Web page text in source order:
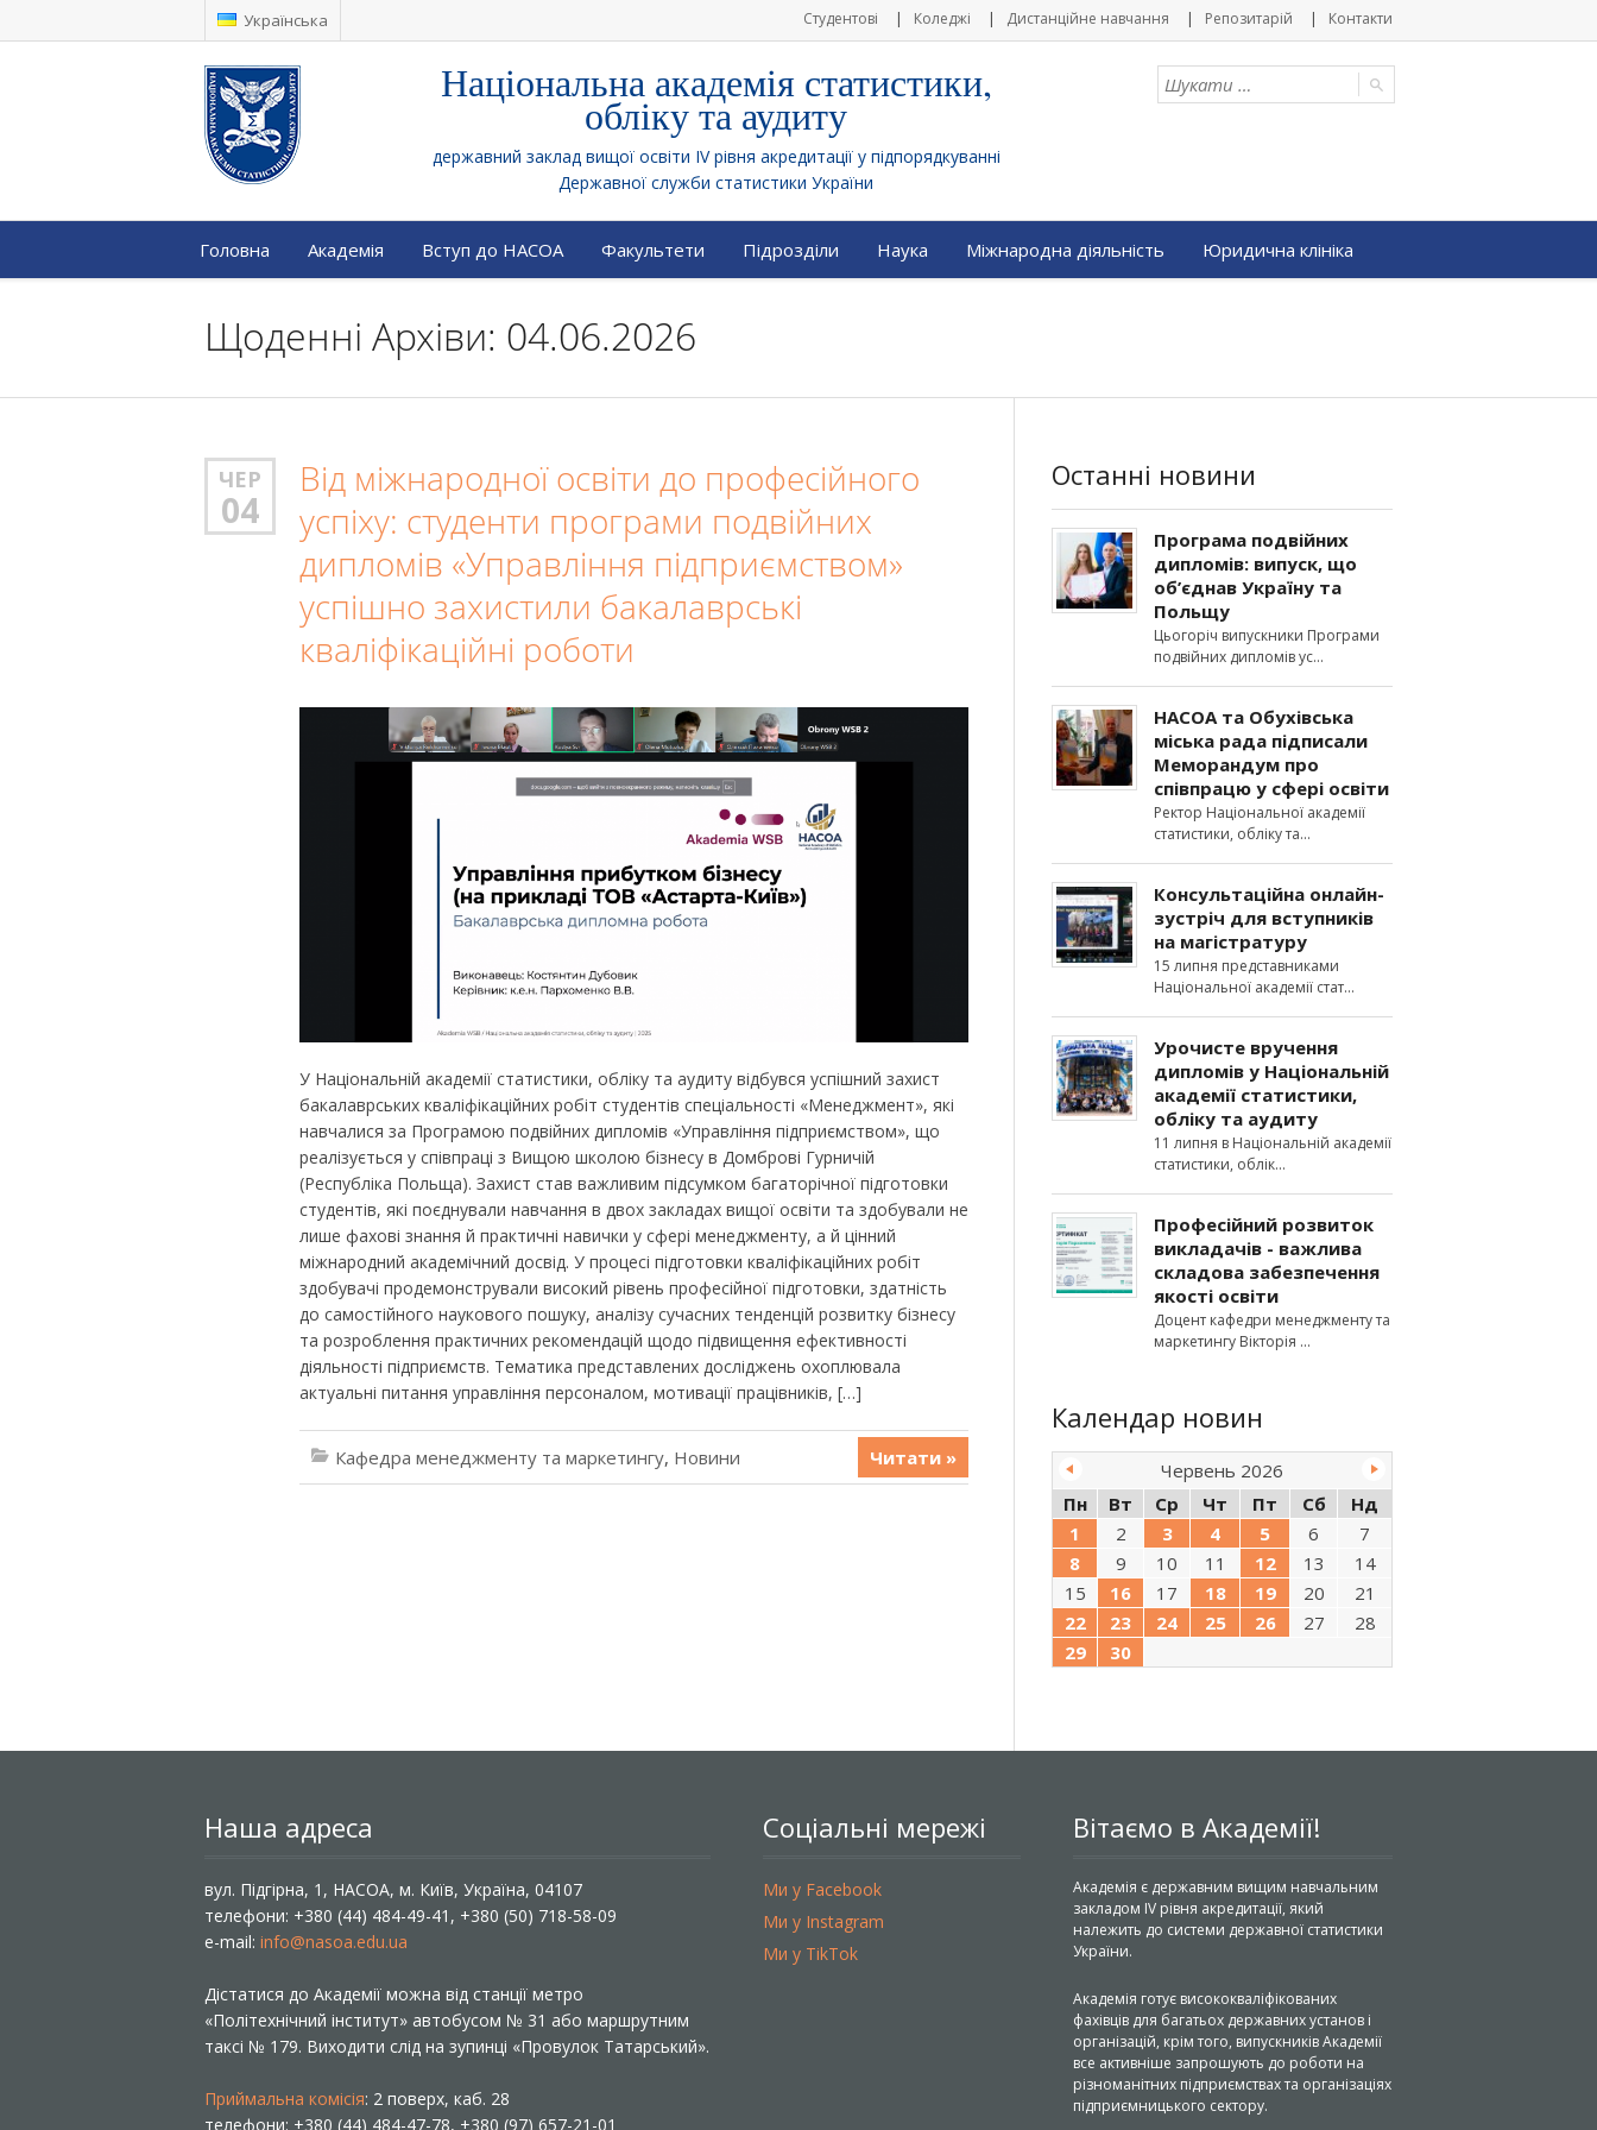
Українська Студентові Коледжі Дистанційне навчання Репозитарій Контакти
Національна академія статистики,
обліку та аудиту
державний заклад вищої освіти IV рівня акредитації у підпорядкуванні
Державної служби статистики України
Головна Академія Вступ до НАСОА Факультети Підрозділи Наука Міжнародна діяльність Юридична клініка
Щоденні Архіви: 04.06.2026
ЧЕР
04
Від міжнародної освіти до професійного
успіху: студенти програми подвійних
дипломів «Управління підприємством»
успішно захистили бакалаврські
кваліфікаційні роботи
У Національній академії статистики, обліку та аудиту відбувся успішний захист
бакалаврських кваліфікаційних робіт студентів спеціальності «Менеджмент», які
навчалися за Програмою подвійних дипломів «Управління підприємством», що
реалізується у співпраці з Вищою школою бізнесу в Домброві Гурничій
(Республіка Польща). Захист став важливим підсумком багаторічної підготовки
студентів, які поєднували навчання в двох закладах вищої освіти та здобували не
лише фахові знання й практичні навички у сфері менеджменту, а й цінний
міжнародний академічний досвід. У процесі підготовки кваліфікаційних робіт
здобувачі продемонстрували високий рівень професійної підготовки, здатність
до самостійного наукового пошуку, аналізу сучасних тенденцій розвитку бізнесу
та розроблення практичних рекомендацій щодо підвищення ефективності
діяльності підприємств. Тематика представлених досліджень охоплювала
актуальні питання управління персоналом, мотивації працівників, […]
Кафедра менеджменту та маркетингу, Новини Читати »
Останні новини
Програма подвійних
дипломів: випуск, що
об’єднав Україну та
Польщу
Цьогоріч випускники Програми
подвійних дипломів ус
НАСОА та Обухівська
міська рада підписали
Меморандум про
співпрацю у сфері освіти
Ректор Національної академії
статистики, обліку та
Консультаційна онлайн-
зустріч для вступників
на магістратуру
15 липня представниками
Національної академії стат
Урочисте вручення
дипломів у Національній
академії статистики,
обліку та аудиту
11 липня в Національній академії
статистики, облік
Професійний розвиток
викладачів - важлива
складова забезпечення
якості освіти
Доцент кафедри менеджменту та
маркетингу Вікторія
Календар новин
Червень 2026
Пн
Вт Ср Чт Пт Сб
Нд
1
2 3 4 5 6
7
8
9 10 11 12 13
14
15
16 17 18 19 20
21
22
23 24 25 26 27
28
29
30
Наша адреса
вул. Підгірна, 1, НАСОА, м. Київ, Україна, 04107
телефони: +380 (44) 484-49-41, +380 (50) 718-58-09
e-mail: info@nasoa.edu.ua
Дістатися до Академії можна від станції метро
«Політехнічний інститут» автобусом № 31 або маршрутним
таксі № 179. Виходити слід на зупинці «Провулок Татарський».
Приймальна комісія: 2 поверх, каб. 28
телефони: +380 (44) 484-47-78, +380 (97) 657-21-01
Соціальні мережі
Ми у Facebook
Ми у Instagram
Ми у TikTok
Вітаємо в Академії!
Академія є державним вищим навчальним
закладом IV рівня акредитації, який
належить до системи державної статистики
України.
Академія готує висококваліфікованих
фахівців для багатьох державних установ і
організацій, крім того, випускників Академії
все активніше запрошують до роботи на
різноманітних підприємствах та організаціях
підприємницького сектору.